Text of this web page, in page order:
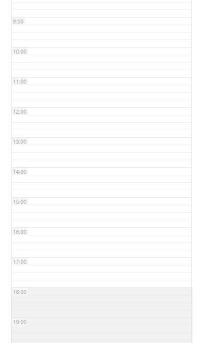
9:00
10:00
11:00
12:00
13:00
14:00
15:00
16:00
17:00
18:00
19:00